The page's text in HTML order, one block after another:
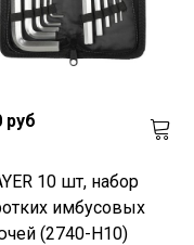
руб
10 шт, набор
имбусовых
(2740-H10)